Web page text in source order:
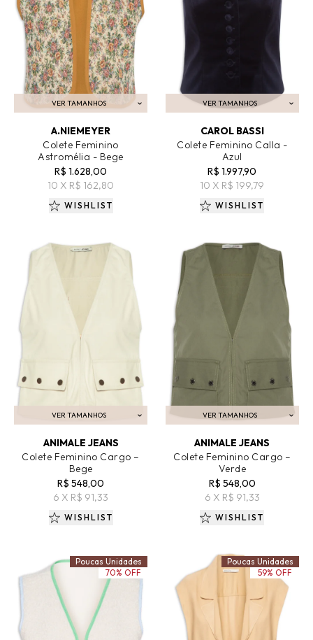
VER TAMANHOS
ADICIONAR AO CARRINHO
A.NIEMEYER
Colete Feminino
Astromélia - Bege
R$ 1.628,00
10 X R$ 162,80
WISHLIST
VER TAMANHOS
ADICIONAR AO CARRINHO
CAROL BASSI
Colete Feminino Calla -
Azul
R$ 1.997,90
10 X R$ 199,79
WISHLIST
VER TAMANHOS
ADICIONAR AO CARRINHO
ANIMALE JEANS
Colete Feminino Cargo –
Bege
R$ 548,00
6 X R$ 91,33
WISHLIST
VER TAMANHOS
ADICIONAR AO CARRINHO
ANIMALE JEANS
Colete Feminino Cargo –
Verde
R$ 548,00
6 X R$ 91,33
WISHLIST
Poucas Unidades
70% OFF
Poucas Unidades
59% OFF